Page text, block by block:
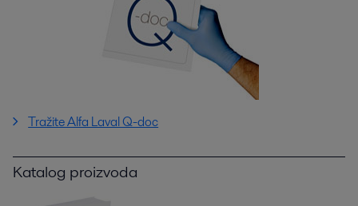
Tražite Alfa Laval Q-doc
Katalog proizvoda